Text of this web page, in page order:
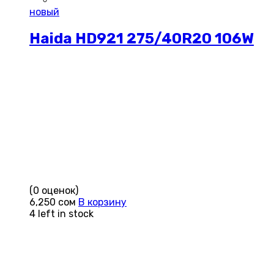
новый
Haida HD921 275/40R20 106W
(0 оценок)
6,250 сом В корзину
4 left in stock